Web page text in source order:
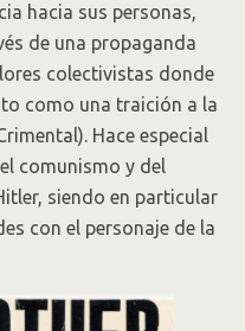
hacia sus personas,
de una propaganda
colectivistas donde
como una traición a la
Hace especial
comunismo y del
siendo en particular
con el personaje de la